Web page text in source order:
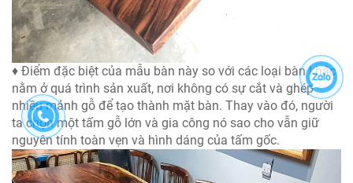
♦ Điểm đặc biệt của mẫu bàn này so với các loại bàn khác
nằm ở quá trình sản xuất, nơi không có sự cắt và ghép
nhiều mảnh gỗ để tạo thành mặt bàn. Thay vào đó, người
ta chọn một tấm gỗ lớn và gia công nó sao cho vẫn giữ
nguyên tính toàn vẹn và hình dáng của tấm gốc.